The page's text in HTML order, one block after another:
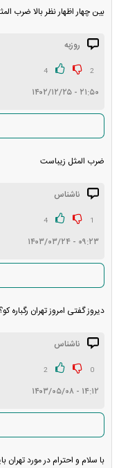
بین چهار اظهار نظر بالا ضرب
روزبه
2
4
۲۱:۵۰ - ۱۴۰۲/۱۲/۲۵
ضرب المثل زیباست
ناشناس
1
4
۰۹:۲۳ - ۱۴۰۳/۰۳/۲۴
دیروز گفتی امروز تهران رگباره
ناشناس
0
2
۱۴:۱۲ - ۱۴۰۳/۰۵/۰۸
با سلام و احترام در مورد